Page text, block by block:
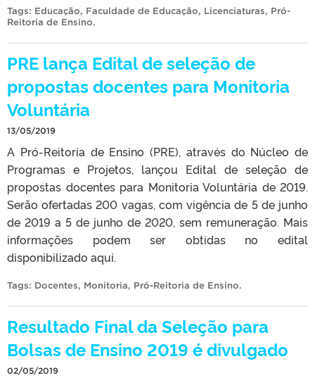
Tags: Educação, Faculdade de Educação, Licenciaturas, Pró-
Reitoria de Ensino.
PRE lança Edital de seleção de
propostas docentes para Monitoria
Voluntária
13/05/2019
A Pró-Reitoria de Ensino (PRE), através do Núcleo de
Programas e Projetos, lançou Edital de seleção de
propostas docentes para Monitoria Voluntária de 2019.
Serão ofertadas 200 vagas, com vigência de 5 de junho
de 2019 a 5 de junho de 2020, sem remuneração. Mais
informações podem ser obtidas no edital
disponibilizado aqui.
Tags: Docentes, Monitoria, Pró-Reitoria de Ensino.
Resultado Final da Seleção para
Bolsas de Ensino 2019 é divulgado
02/05/2019